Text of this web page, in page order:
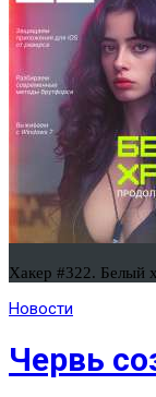
Хакер #322. Белый
Новости
Червь